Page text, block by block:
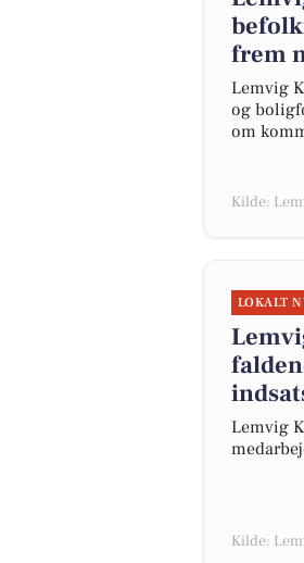
frem
Lemvig
og
om
Kilde:
LOKALT
Lemvig
Kilde: